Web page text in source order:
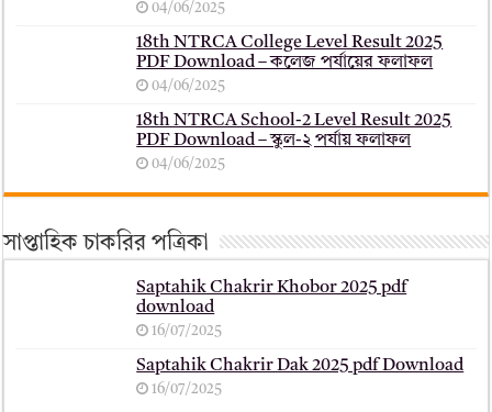
04/06/2025
18th NTRCA College Level Result 2025
PDF Download – কলেজ পর্যায়ের ফলাফল
04/06/2025
18th NTRCA School-2 Level Result 2025
PDF Download – স্কুল-২ পর্যায় ফলাফল
04/06/2025
সাপ্তাহিক চাকরির পত্রিকা
Saptahik Chakrir Khobor 2025 pdf
download
16/07/2025
Saptahik Chakrir Dak 2025 pdf Download
16/07/2025